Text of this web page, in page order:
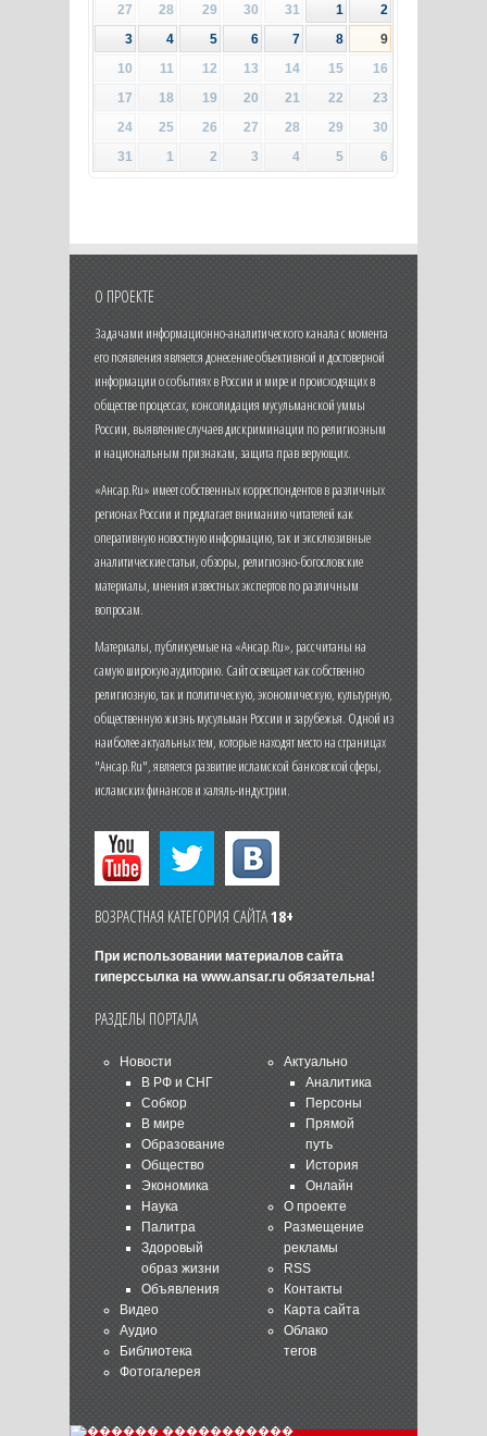
27 28 29 30 31 1
2
3
4 5 6 7 8
9
10
11 12 13 14 15
16
17
18 19 20 21 22
23
24
25 26 27 28 29
30
31
1 2 3 4 5 6
О ПРОЕКТЕ
Задачами информационно-аналитического канала с момента
его появления является донесение объективной и достоверной
информации о событиях в России и мире и происходящих в
обществе процессах, консолидация мусульманской уммы
России, выявление случаев дискриминации по религиозным
и национальным признакам, защита прав верующих.
«Ансар.Ru» имеет собственных корреспондентов в различных
регионах России и предлагает вниманию читателей как
оперативную новостную информацию, так и эксклюзивные
аналитические статьи, обзоры, религиозно-богословские
материалы, мнения известных экспертов по различным
вопросам.
Материалы, публикуемые на «Ансар.Ru», рассчитаны на
самую широкую аудиторию. Сайт освещает как собственно
религиозную, так и политическую, экономическую, культурную,
общественную жизнь мусульман России и зарубежья. Одной из
наиболее актуальных тем, которые находят место на страницах
"Ансар.Ru", является развитие исламской банковской сферы,
исламских финансов и халяль-индустрии.
ВОЗРАСТНАЯ КАТЕГОРИЯ САЙТА18+
При использовании материалов сайта
гиперссылка на www.ansar.ruобязательна!
РАЗДЕЛЫ ПОРТАЛА
Новости
В РФ и СНГ
Собкор
В мире
Образование
Общество
Экономика
Наука
Палитра
Здоровый
образ жизни
Объявления
Видео
Аудио
Библиотека
Фотогалерея
Актуально
Аналитика
Персоны
Прямой
путь
История
Онлайн
О проекте
Размещение
рекламы
RSS
Контакты
Карта сайта
Облако
тегов